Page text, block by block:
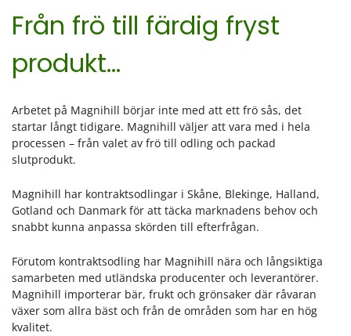
Från frö till färdig fryst
produkt…
Arbetet på Magnihill börjar inte med att ett frö sås, det
startar långt tidigare. Magnihill väljer att vara med i hela
processen – från valet av frö till odling och packad
slutprodukt.
Magnihill har kontraktsodlingar i Skåne, Blekinge, Halland,
Gotland och Danmark för att täcka marknadens behov och
snabbt kunna anpassa skörden till efterfrågan.
Förutom kontraktsodling har Magnihill nära och långsiktiga
samarbeten med utländska producenter och leverantörer.
Magnihill importerar bär, frukt och grönsaker där råvaran
växer som allra bäst och från de områden som har en hög
kvalitet.